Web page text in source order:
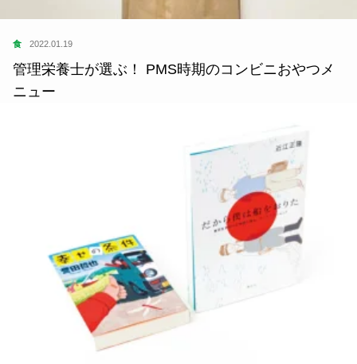
食 2022.01.19
管理栄養士が選ぶ！ PMS時期のコンビニおやつメ
ニュー